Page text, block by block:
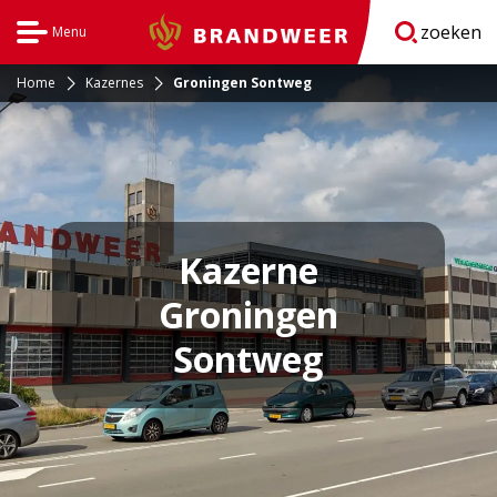
Menu Brandweer zoeken
Home Kazernes Groningen Sontweg
Kazerne
Groningen
Sontweg